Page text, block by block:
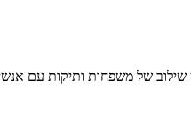
שילוב של משפחות ותיקות עם